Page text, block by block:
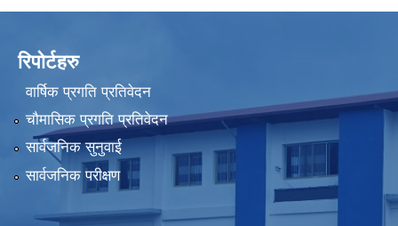
रिपोर्टहरु
वार्षिक प्रगति प्रतिवेदन
चौमासिक प्रगति प्रतिवेदन
सार्वजनिक सुनुवाई
सार्वजनिक परीक्षण